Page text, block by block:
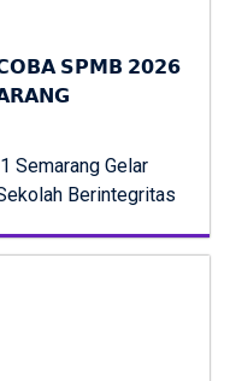
𝗖𝗢𝗕𝗔 𝗦𝗣𝗠𝗕 𝟮𝟬𝟮𝟲
Semarang Gelar
Berintegritas